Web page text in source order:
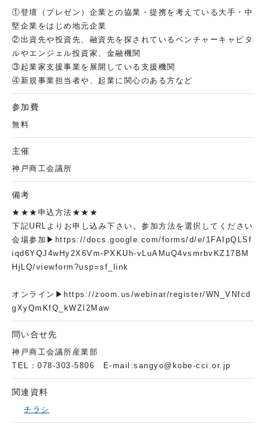
①登壇（プレゼン）企業との協業・提携を考えている大手・中
堅企業をはじめ地元企業
②出資先や投資先、融資先を探されているベンチャーキャピタ
ルやエンジェル投資家、金融機関
③起業家支援事業を展開している支援機関
④新規事業担当者や、起業に関心のある方など
参加費
無料
主催
神戸商工会議所
備考
★★★申込方法★★★
下記URLよりお申し込み下さい。参加方法を選択してください
会場参加▶https://docs.google.com/forms/d/e/1FAIpQLSf
iqd6YQJ4wHy2X6Vm-PXKUh-vLuAMuQ4vsmrbvKZ17BM
HjLQ/viewform?usp=sf_link
オンライン▶https://zoom.us/webinar/register/WN_VNfcd
gXyQmKfQ_kWZI2Maw
問い合せ先
神戸商工会議所産業部
TEL：078-303-5806 E-mail:sangyo@kobe-cci.or.jp
関連資料
チラシ